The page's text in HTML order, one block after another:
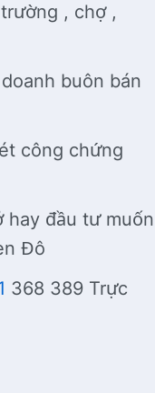
, chợ ,
buôn bán
công chứng
hay đầu tư muốn
Đô
368 389 Trực